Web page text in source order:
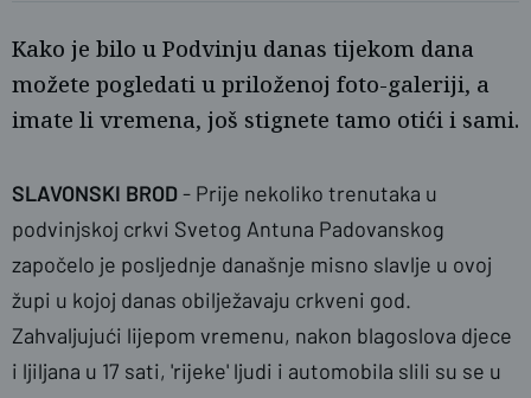
naslovnica
Kako je bilo u Podvinju danas tijekom dana
možete pogledati u priloženoj foto-galeriji, a
imate li vremena, još stignete tamo otići i sami.
SLAVONSKI BROD- Prije nekoliko trenutaka u
podvinjskoj crkvi Svetog Antuna Padovanskog
započelo je posljednje današnje misno slavlje u ovoj
župi u kojoj danas obilježavaju crkveni god.
Zahvaljujući lijepom vremenu, nakon blagoslova djece
i ljiljana u 17 sati, 'rijeke' ljudi i automobila slili su se u